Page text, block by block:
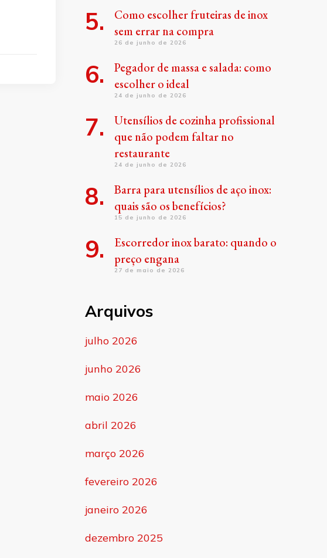
Como escolher fruteiras de inox
sem errar na compra
26 de junho de 2026
Pegador de massa e salada: como
escolher o ideal
24 de junho de 2026
Utensílios de cozinha profissional
que não podem faltar no
restaurante
24 de junho de 2026
Barra para utensílios de aço inox:
quais são os benefícios?
15 de junho de 2026
Escorredor inox barato: quando o
preço engana
27 de maio de 2026
Arquivos
julho 2026
junho 2026
maio 2026
abril 2026
março 2026
fevereiro 2026
janeiro 2026
dezembro 2025